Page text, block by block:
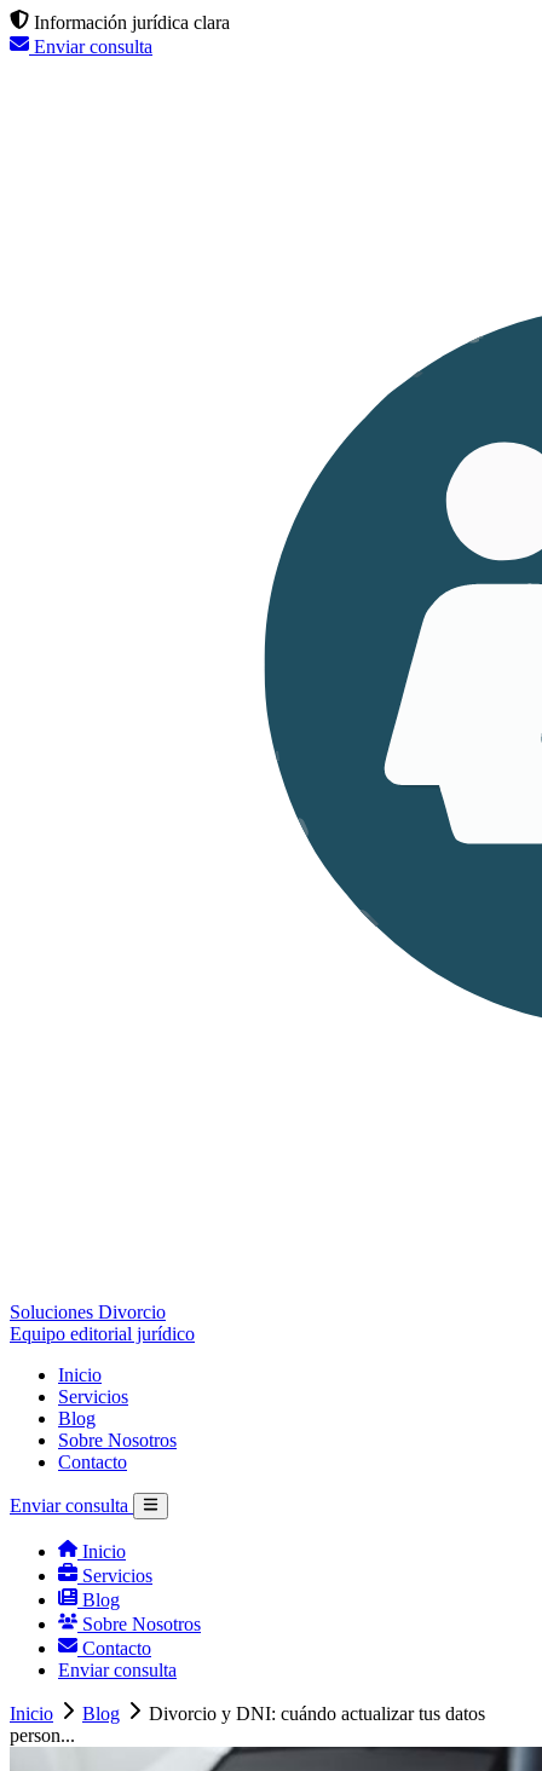
Información jurídica clara
Enviar consulta
Soluciones Divorcio
Equipo editorial jurídico
Inicio
Servicios
Blog
Sobre Nosotros
Contacto
Enviar consulta
Inicio
Servicios
Blog
Sobre Nosotros
Contacto
Enviar consulta
Inicio Blog
Divorcio y DNI: cuándo actualizar tus datos
person...